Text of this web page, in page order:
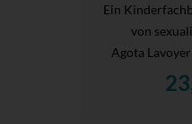
Ein
von
Agota